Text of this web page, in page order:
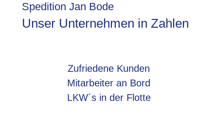
Spedition Jan Bode
Unser Unternehmen in Zahlen
Zufriedene Kunden
Mitarbeiter an Bord
LKW´s in der Flotte